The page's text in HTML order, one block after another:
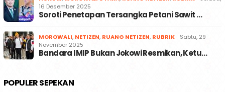
16 Desember 2025
Soroti Penetapan Tersangka Petani Sawit …
MOROWALI, NETIZEN, RUANG NETIZEN, RUBRIK
Sabtu, 29
November 2025
Bandara IMIP Bukan Jokowi Resmikan, Ketu…
POPULER SEPEKAN